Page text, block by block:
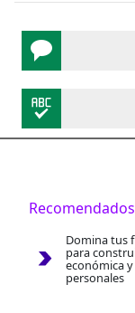
Domina tus
para
económica
personales